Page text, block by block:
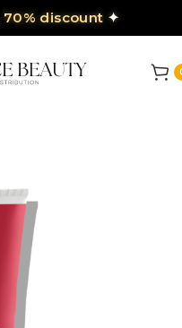
70% discount ✦